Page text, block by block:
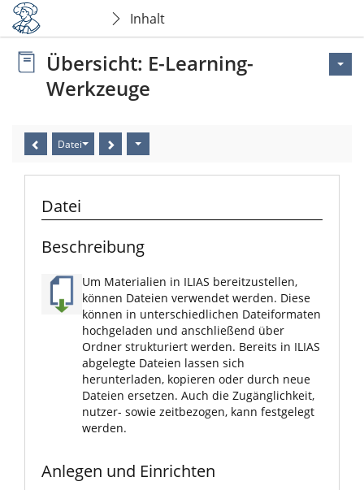
Inhalt
Übersicht: E-Learning-
Werkzeuge
Datei
Datei
Beschreibung
Um Materialien in ILIAS bereitzustellen,
können Dateien verwendet werden. Diese
können in unterschiedlichen Dateiformaten
hochgeladen und anschließend über
Ordner strukturiert werden. Bereits in ILIAS
abgelegte Dateien lassen sich
herunterladen, kopieren oder durch neue
Dateien ersetzen. Auch die Zugänglichkeit,
nutzer- sowie zeitbezogen, kann festgelegt
werden.
Anlegen und Einrichten